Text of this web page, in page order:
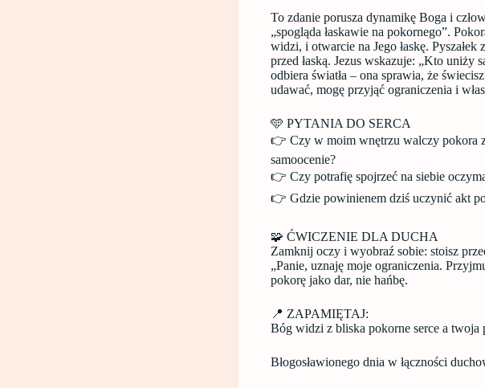
To zdanie porusza dynamikę Boga i
„spogląda łaskawie na pokornego”.
widzi, i otwarcie na Jego łaskę.
przed łaską. Jezus wskazuje: „Kto
odbiera światła – ona sprawia, że
udawać, mogę przyjąć ograniczenia i
🩵 PYTANIA DO SERCA
👉 Czy w moim wnętrzu walczy pokora
samoocenie?
👉 Czy potrafię spojrzeć na siebie
👉 Gdzie powinienem dziś uczynić akt
🧩 ĆWICZENIE DLA DUCHA
Zamknij oczy i wyobraź sobie: stoisz
„Panie, uznaję moje ograniczenia.
pokorę jako dar, nie hańbę.
📍 ZAPAMIĘTAJ:
Bóg widzi z bliska pokorne serce a twoja
Błogosławionego dnia w łączności